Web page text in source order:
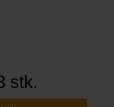
stk.